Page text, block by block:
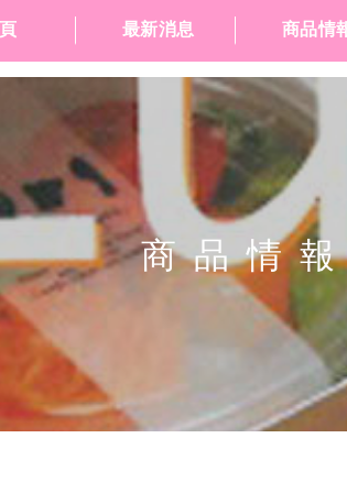
最新消息 商品情